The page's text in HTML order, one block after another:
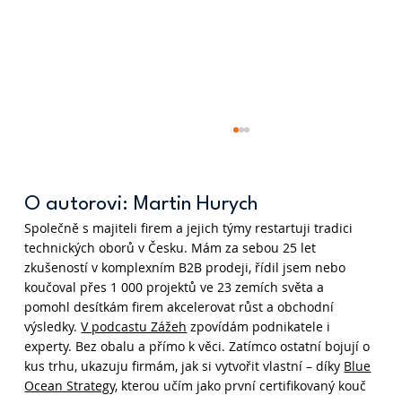
Problém není v CRM: Martin Bazala
(#242)
O autorovi: Martin Hurych
Společně s majiteli firem a jejich týmy restartuji tradici
technických oborů v Česku. Mám za sebou 25 let
zkušeností v komplexním B2B prodeji, řídil jsem nebo
koučoval přes 1 000 projektů ve 23 zemích světa a
pomohl desítkám firem akcelerovat růst a obchodní
výsledky.V podcastu Zážeh zpovídám podnikatele i
experty. Bez obalu a přímo k věci. Zatímco ostatní bojují o
kus trhu, ukazuju firmám, jak si vytvořit vlastní – díky Blue
Ocean Strategy, kterou učím jako první certifikovaný kouč